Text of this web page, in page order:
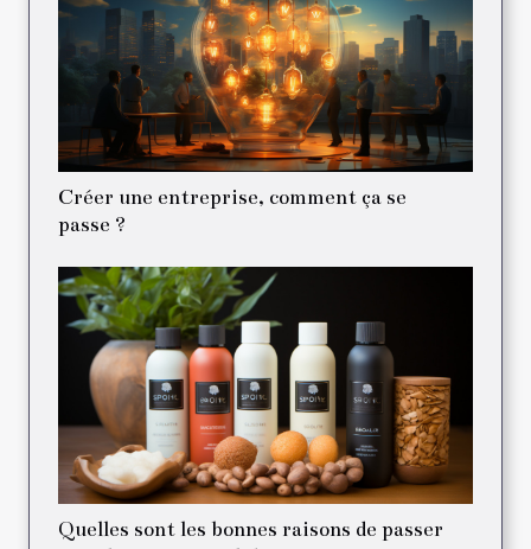
Créer une entreprise, comment ça se
passe ?
Quelles sont les bonnes raisons de passer